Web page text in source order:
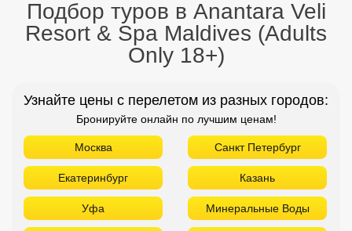
Подбор туров в Anantara Veli
Resort & Spa Maldives (Adults
Only 18+)
Узнайте цены с перелетом из разных городов:
Бронируйте онлайн по лучшим ценам!
Москва Санкт Петербург
Екатеринбург Казань
Уфа Минеральные Воды